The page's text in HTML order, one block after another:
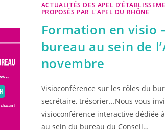
ACTUALITÉS DES APEL
PROPOSÉS PAR L'APEL DU RHÔNE
Formation en visio
bureau au sein de
novembre
Visioconférence sur les rôles du
secrétaire, trésorier...Nous vous
visioconférence interactive dédiée
au sein du bureau du Conseil…